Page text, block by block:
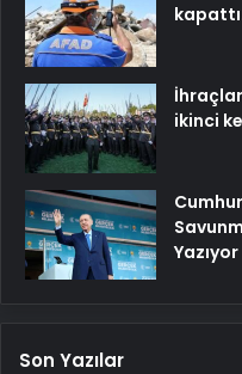
ikinci
Yazıyor
Son Yazılar